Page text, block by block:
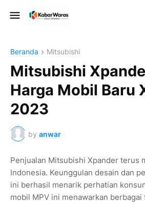
Beranda Mitsubishi
Mitsubishi
Harga Mobil Baru
2023
by anwar
Penjualan Mitsubishi Xpander terus
Indonesia. Keunggulan desain dan
ini berhasil menarik perhatian
mobil MPV ini menawarkan